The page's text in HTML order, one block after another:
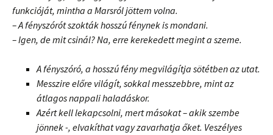
funkcióját, mintha a Marsról jöttem volna.
– A fényszórót szokták hosszú fénynek is mondani.
– Igen, de mit csinál? Na, erre kerekedett megint a szeme.
A fényszóró, a hosszú fény megvilágítja sötétben az utat.
Messzire előre világít, sokkal messzebbre, mint az
átlagos nappali haladáskor.
Azért kell lekapcsolni, mert másokat – akik szembe
jönnek -, elvakíthat vagy zavarhatja őket. Veszélyes